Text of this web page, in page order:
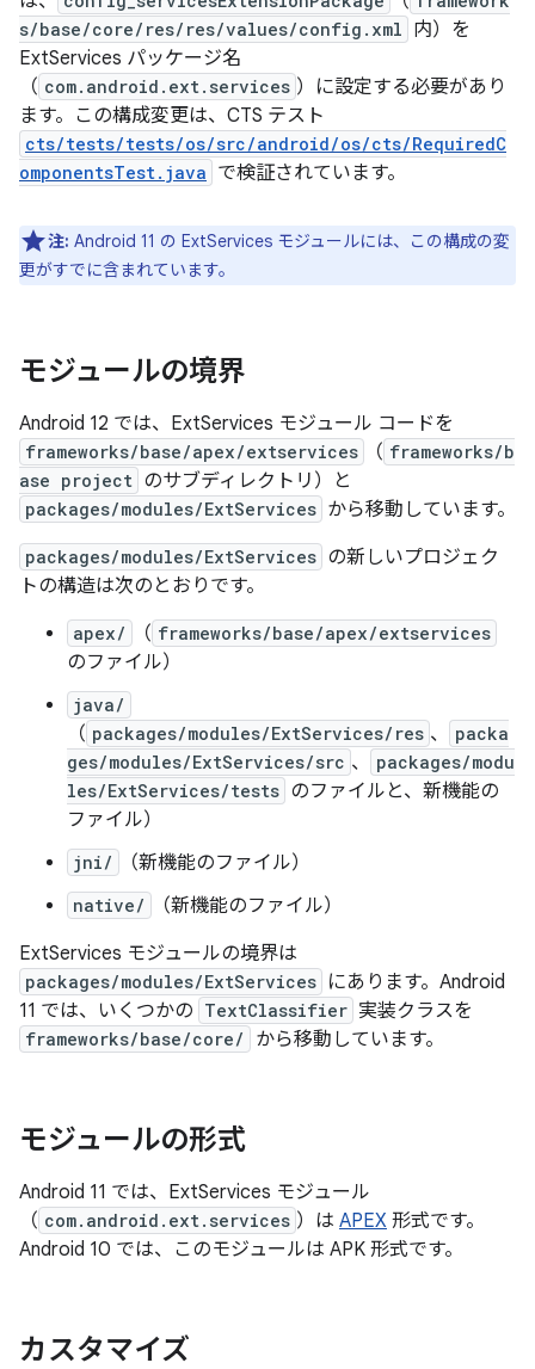
s/base/core/res/res/values/config.xml 内）を
ExtServices パッケージ名
（ com.android.ext.services ）に設定する必要があり
ます。この構成変更は、CTS テスト
cts/tests/tests/os/src/android/os/cts/RequiredC
omponentsTest.java で検証されています。
注: Android 11 の ExtServices モジュールには、この構成の変
更がすでに含まれています。
モジュールの境界
Android 12 では、ExtServices モジュール コードを
frameworks/base/apex/extservices （ frameworks/b
ase project のサブディレクトリ）と
packages/modules/ExtServices から移動しています。
packages/modules/ExtServices の新しいプロジェク
トの構造は次のとおりです。
apex/ （ frameworks/base/apex/extservices
のファイル）
java/
（ packages/modules/ExtServices/res 、
packa
ges/modules/ExtServices/src 、
packages/modu
les/ExtServices/tests のファイルと、新機能の
ファイル）
jni/ （新機能のファイル）
native/
（新機能のファイル）
ExtServices モジュールの境界は
packages/modules/ExtServices にあります。Android
11 では、いくつかの TextClassifier 実装クラスを
frameworks/base/core/ から移動しています。
モジュールの形式
Android 11 では、ExtServices モジュール
（ com.android.ext.services ）は APEX 形式です。
Android 10 では、このモジュールは APK 形式です。
カスタマイズ